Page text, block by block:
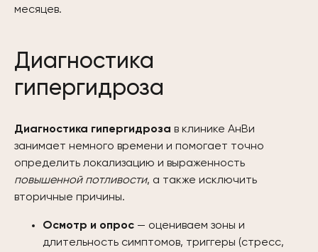
месяцев.
Диагностика
гипергидроза
Диагностика гипергидроза в клинике АнВи
занимает немного времени и помогает точно
определить локализацию и выраженность
повышенной потливости, а также исключить
вторичные причины.
Осмотр и опрос — оцениваем зоны и
длительность симптомов, триггеры (стресс,